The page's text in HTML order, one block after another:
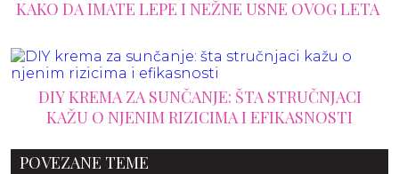
KAKO DA IMATE LEPE I NEŽNE USNE OVOG LETA
DIY KREMA ZA SUNČANJE: ŠTA STRUČNJACI
KAŽU O NJENIM RIZICIMA I EFIKASNOSTI
POVEZANE TEME